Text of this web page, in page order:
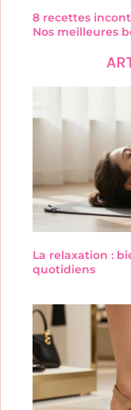
8 recettes
Nos meilleures
La relaxation :
quotidiens